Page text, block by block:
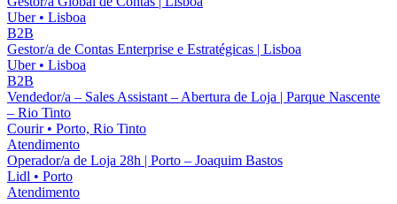
Uber • Lisboa
B2B
Gestor/a de Contas Enterprise e Estratégicas | Lisboa
Uber • Lisboa
B2B
Vendedor/a – Sales Assistant – Abertura de Loja | Parque Nascente
– Rio Tinto
Courir • Porto, Rio Tinto
Atendimento
Operador/a de Loja 28h | Porto – Joaquim Bastos
Lidl • Porto
Atendimento